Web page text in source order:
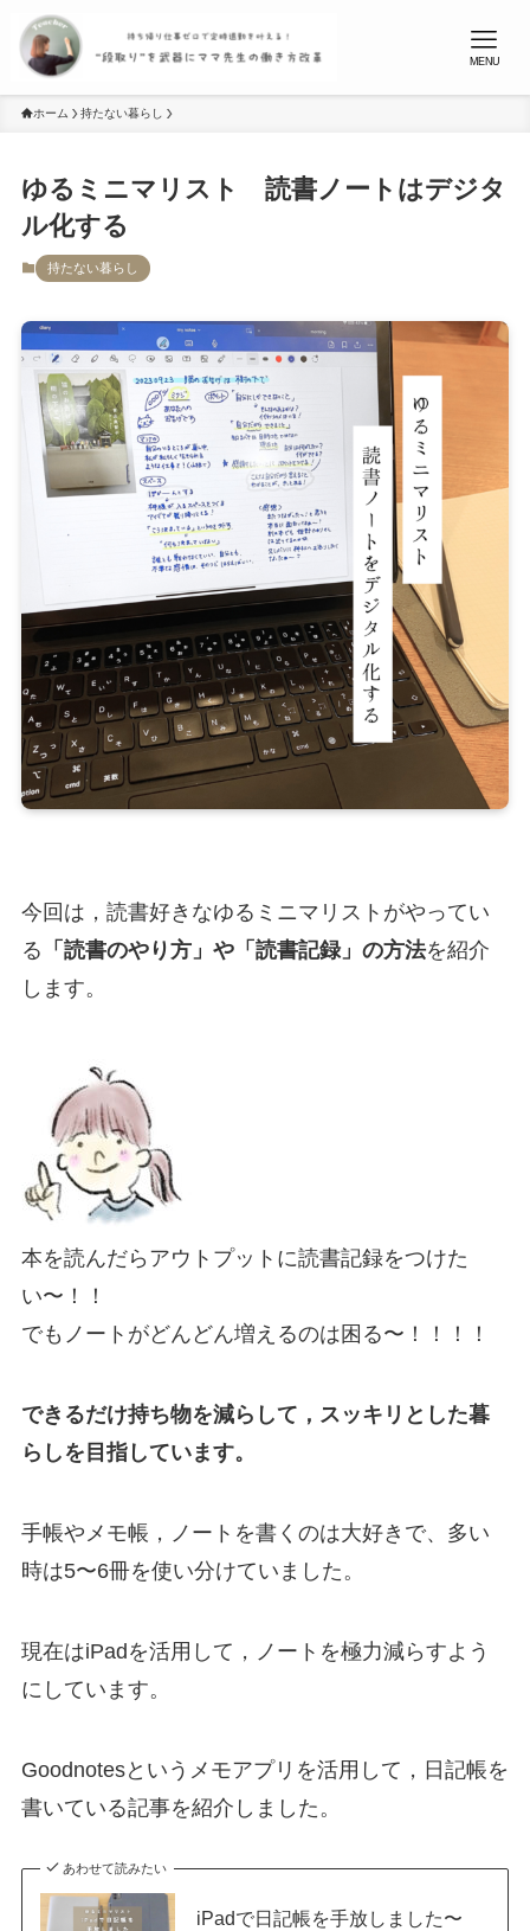
MENU
ホーム 持たない暮らし
ゆるミニマリスト 読書ノートはデジタ
ル化する
持たない暮らし
今回は，読書好きなゆるミニマリストがやってい
る 「読書のやり方」や「読書記録」の方法を紹介
します。
本を読んだらアウトプットに読書記録をつけた
い〜！！
でもノートがどんどん増えるのは困る〜！！！！
できるだけ持ち物を減らして，スッキリとした暮
らしを目指しています。
手帳やメモ帳，ノートを書くのは大好きで、多い
時は5〜6冊を使い分けていました。
現在はiPadを活用して，ノートを極力減らすよう
にしています。
Goodnotesというメモアプリを活用して，日記帳を
書いている記事を紹介しました。
あわせて読みたい
iPadで日記帳を手放しました〜